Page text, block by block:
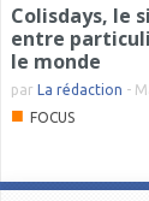
Colisdays, le
entre
le monde
par La rédaction -
■ FOCUS